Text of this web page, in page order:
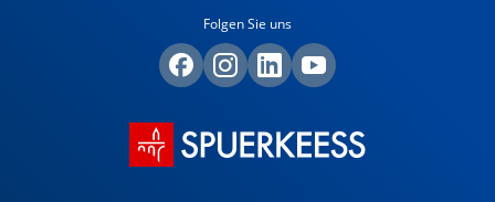
Folgen Sie uns